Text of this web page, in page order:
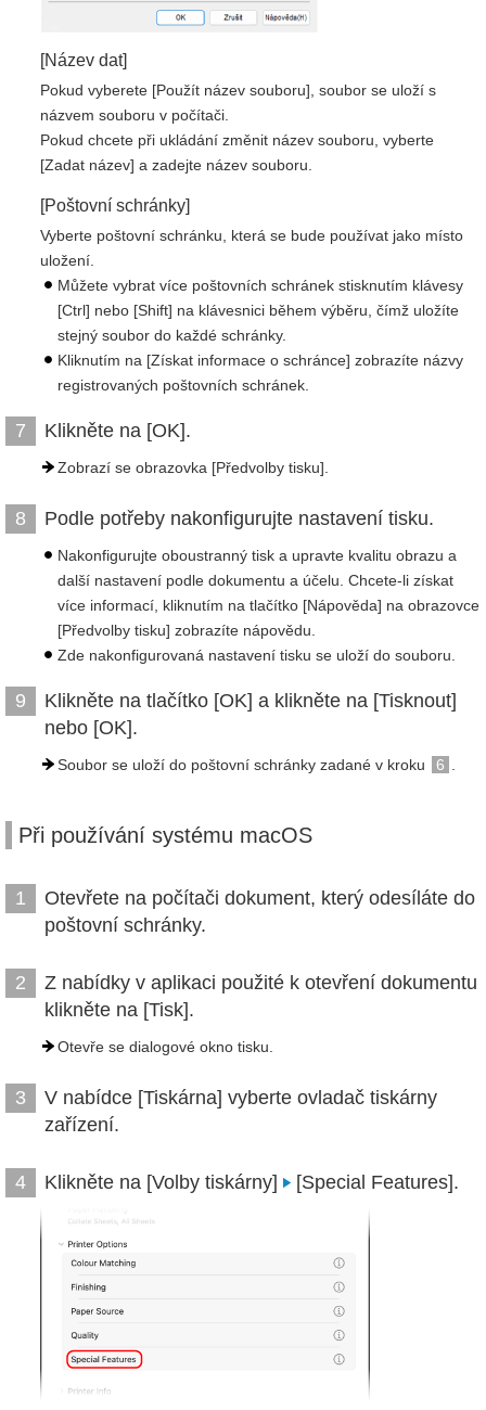
[Název dat]
Pokud vyberete [Použít název souboru], soubor se uloží s
názvem souboru v počítači.
Pokud chcete při ukládání změnit název souboru, vyberte
[Zadat název] a zadejte název souboru.
[Poštovní schránky]
Vyberte poštovní schránku, která se bude používat jako místo
uložení.
Můžete vybrat více poštovních schránek stisknutím klávesy
[Ctrl] nebo [Shift] na klávesnici během výběru, čímž uložíte
stejný soubor do každé schránky.
Kliknutím na [Získat informace o schránce] zobrazíte názvy
registrovaných poštovních schránek.
7 Klikněte na [OK].
Zobrazí se obrazovka [Předvolby tisku].
8 Podle potřeby nakonfigurujte nastavení tisku.
Nakonfigurujte oboustranný tisk a upravte kvalitu obrazu a
další nastavení podle dokumentu a účelu. Chcete-li získat
více informací, kliknutím na tlačítko [Nápověda] na obrazovce
[Předvolby tisku] zobrazíte nápovědu.
Zde nakonfigurovaná nastavení tisku se uloží do souboru.
9
Klikněte na tlačítko [OK] a klikněte na [Tisknout]
nebo [OK].
Soubor se uloží do poštovní schránky zadané v kroku 6
Při používání systému macOS
1
Otevřete na počítači dokument, který odesíláte do
poštovní schránky.
2
Z nabídky v aplikaci použité k otevření dokumentu
klikněte na [Tisk].
Otevře se dialogové okno tisku.
3
V nabídce [Tiskárna] vyberte ovladač tiskárny
zařízení.
4 Klikněte na [Volby tiskárny] [Special Features].